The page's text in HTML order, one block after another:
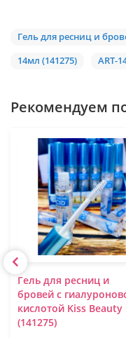
Гель для ресниц и
14мл (141275)
ART-
Рекомендуем
Гель для ресниц и
бровей с
кислотой Kiss Beauty
(141275)